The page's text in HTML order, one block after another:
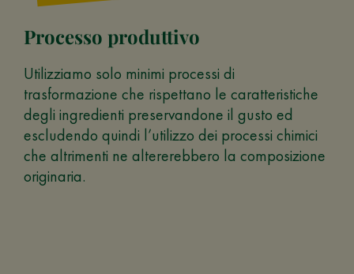
Processo produttivo
Utilizziamo solo minimi processi di
trasformazione che rispettano le caratteristiche
degli ingredienti preservandone il gusto ed
escludendo quindi l’utilizzo dei processi chimici
che altrimenti ne altererebbero la composizione
originaria.